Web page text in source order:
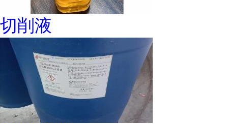
切削液